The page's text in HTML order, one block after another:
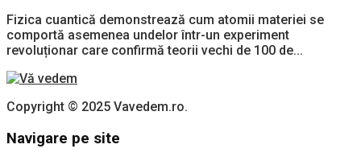
Fizica cuantică demonstrează cum atomii materiei se
comportă asemenea undelor într-un experiment
revoluționar care confirmă teorii vechi de 100 de...
Copyright © 2025 Vavedem.ro.
Navigare pe site